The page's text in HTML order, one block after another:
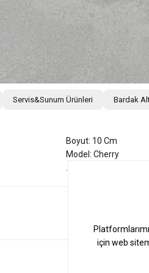
Servis&Sunum Ürünleri Bardak
Boyut: 10 Cm
Model: Cherry